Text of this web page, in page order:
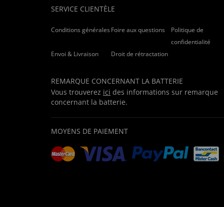
SERVICE CLIENTÈLE
Conditions générales Foire aux questions
Politique de
confidentialité
Envoi & Livraison
Droit de rétractation
REMARQUE CONCERNANT LA BATTERIE
Vous trouverez ici des informations sur remarque
concernant la batterie.
MOYENS DE PAIEMENT